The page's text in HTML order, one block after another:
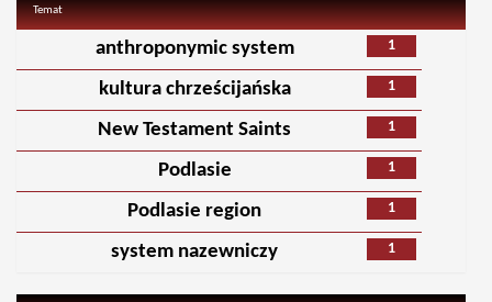
Temat
1
anthroponymic system
1
kultura chrześcijańska
1
New Testament Saints
1
Podlasie
1
Podlasie region
1
system nazewniczy